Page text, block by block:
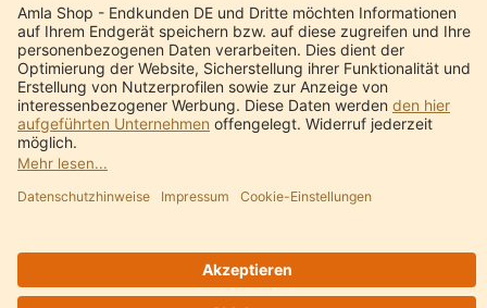
Amla Natur
Produktkatalog
Über uns
Moderne Manufaktur
Qualität & Sicherheit
Ayurveda Anbieterverzeichnis
Internationale Shops
© 1997 - 2024 Amla Natur GmbH